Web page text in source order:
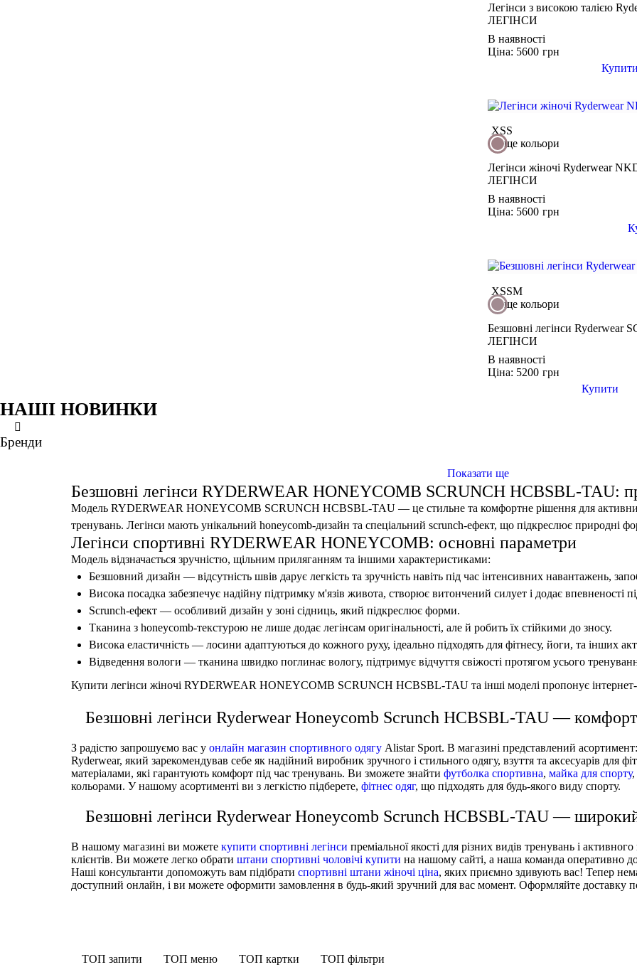
Легінси з високою талією
ЛЕГІНСИ
В наявності
грн
Ціна: 5600
Купити
XSS
ще кольори
Легінси жіночі Ryderwear
ЛЕГІНСИ
В наявності
грн
Ціна: 5600
XSSM
ще кольори
Безшовні легінси Ryderwear
ЛЕГІНСИ
В наявності
грн
Ціна: 5200
Купити
НАШІ НОВИНКИ
XSSM
ще кольори
XSSM
ще кольори
XSSM
ще кольори
XSSM
ще кольори
Бренди
Показати ще
Безшовні легінси RYDERWEAR HONEYCOMB SCRUNCH HCBSBL-TAU:
Модель RYDERWEAR HONEYCOMB SCRUNCH HCBSBL-TAU — це стильне та комфортне рішення для активних
тренувань. Легінси мають унікальний honeycomb-дизайн та спеціальний scrunch-ефект, що підкреслює природні
Легінси спортивні RYDERWEAR HONEYCOMB: основні параметри
Модель відзначається зручністю, щільним приляганням та іншими характеристиками:
Безшовний дизайн — відсутність швів дарує легкість та зручність навіть під час інтенсивних навантажень,
Висока посадка забезпечує надійну підтримку м'язів живота, створює витончений силует і додає впевненості
Scrunch-ефект — особливий дизайн у зоні сідниць, який підкреслює форми.
Тканина з honeycomb-текстурою не лише додає легінсам оригінальності, але й робить їх стійкими до зносу.
Висока еластичність — лосини адаптуються до кожного руху, ідеально підходять для фітнесу, йоги, та інших
Відведення вологи — тканина швидко поглинає вологу, підтримує відчуття свіжості протягом усього
Купити легінси жіночі RYDERWEAR HONEYCOMB SCRUNCH HCBSBL-TAU та інші моделі пропонує
Безшовні легінси Ryderwear Honeycomb Scrunch HCBSBL-TAU — комфорт
З радістю запрошуємо вас у онлайн магазин спортивного одягу Alistar Sport. В магазині представлений асортимент:
Ryderwear, який зарекомендував себе як надійний виробник зручного і стильного одягу, взуття та аксесуарів для
матеріалами, які гарантують комфорт під час тренувань. Ви зможете знайти футболка спортивна, майка для спорту,
кольорами. У нашому асортименті ви з легкістю підберете, фітнес одяг, що підходять для будь-якого виду спорту.
Безшовні легінси Ryderwear Honeycomb Scrunch HCBSBL-TAU — широкий
В нашому магазині ви можете купити спортивні легінси преміальної якості для різних видів тренувань і
клієнтів. Ви можете легко обрати штани спортивні чоловічі купити на нашому сайті, а наша команда оперативно
Наші консультанти допоможуть вам підібрати спортивні штани жіночі ціна, яких приємно здивують вас! Тепер
доступний онлайн, і ви можете оформити замовлення в будь-який зручний для вас момент. Оформляйте доставку
ТОП запити ТОП меню ТОП картки ТОП фільтри